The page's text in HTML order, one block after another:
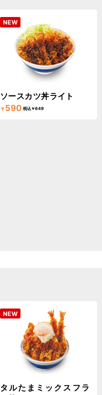
NEW
ソースカツ丼ライト
￥ 590 税込￥649
NEW
タルたまミックスフラ